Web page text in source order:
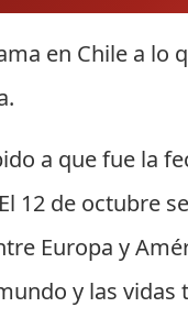
en Chile a
a que fue la
12 de
Europa y
y las